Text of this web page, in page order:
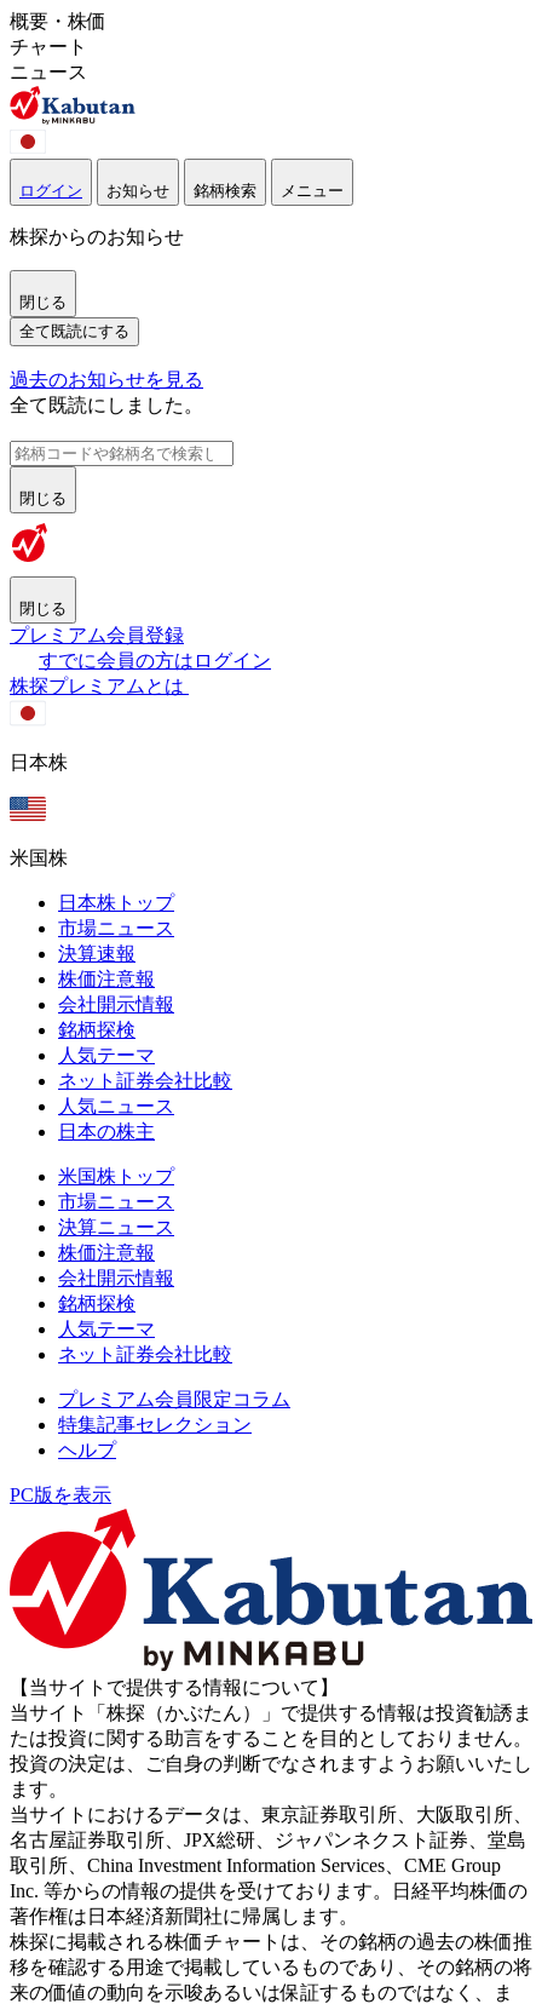
概要・株価
チャート
ニュース
ログイン お知らせ 銘柄検索 メニュー
株探からのお知らせ
閉じる
全て既読にする
過去のお知らせを見る
全て既読にしました。
閉じる
閉じる
プレミアム会員登録
すでに会員の方はログイン
株探プレミアムとは
日本株
米国株
日本株トップ
市場ニュース
決算速報
株価注意報
会社開示情報
銘柄探検
人気テーマ
ネット証券会社比較
人気ニュース
日本の株主
米国株トップ
市場ニュース
決算ニュース
株価注意報
会社開示情報
銘柄探検
人気テーマ
ネット証券会社比較
プレミアム会員限定コラム
特集記事セレクション
ヘルプ
PC版を表示
【当サイトで提供する情報について】
当サイト「株探（かぶたん）」で提供する情報は投資勧誘ま
たは投資に関する助言をすることを目的としておりません。
投資の決定は、ご自身の判断でなされますようお願いいたし
ます。
当サイトにおけるデータは、東京証券取引所、大阪取引所、
名古屋証券取引所、JPX総研、ジャパンネクスト証券、堂島
取引所、China Investment Information Services、CME Group
Inc. 等からの情報の提供を受けております。日経平均株価の
著作権は日本経済新聞社に帰属します。
株探に掲載される株価チャートは、その銘柄の過去の株価推
移を確認する用途で掲載しているものであり、その銘柄の将
来の価値の動向を示唆あるいは保証するものではなく、ま